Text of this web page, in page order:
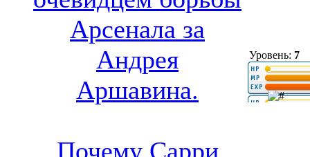
Арсенала за
Андрея
Аршавина.
Почему Сарри
Уровень: 7